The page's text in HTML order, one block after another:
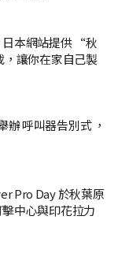
日本網站提供 “秋
讓你在家自己製
呼叫器告別式 ，
Pro Day 於秋葉原
中心與印花拉力